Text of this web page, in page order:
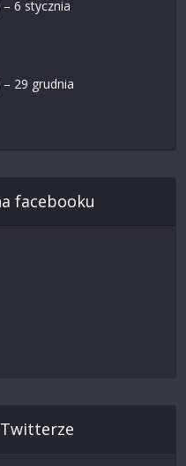
6 stycznia
29 grudnia
facebooku
Twitterze